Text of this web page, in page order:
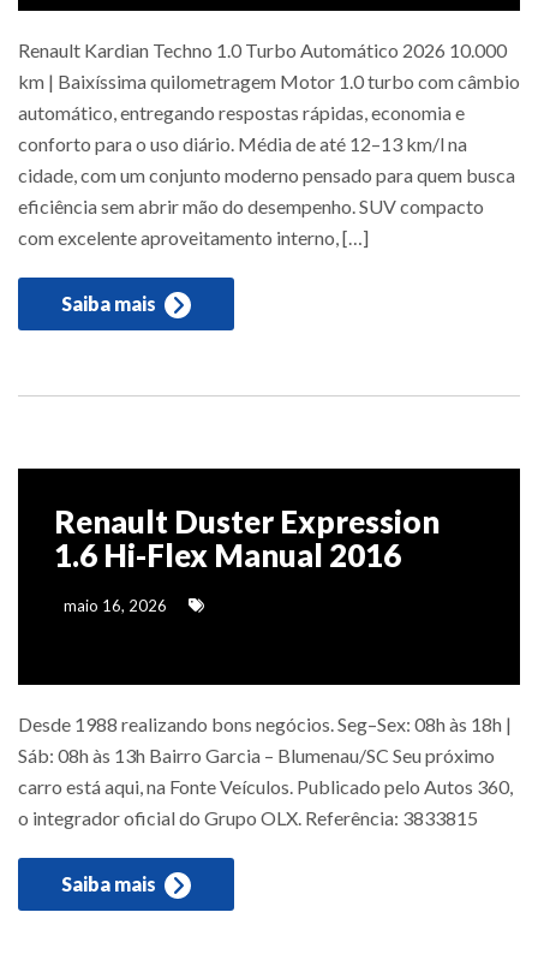
Renault Kardian Techno 1.0 Turbo Automático 2026 10.000
km | Baixíssima quilometragem Motor 1.0 turbo com câmbio
automático, entregando respostas rápidas, economia e
conforto para o uso diário. Média de até 12–13 km/l na
cidade, com um conjunto moderno pensado para quem busca
eficiência sem abrir mão do desempenho. SUV compacto
com excelente aproveitamento interno, […]
Saiba mais
Renault Duster Expression
1.6 Hi-Flex Manual 2016
maio 16, 2026
Desde 1988 realizando bons negócios. Seg–Sex: 08h às 18h |
Sáb: 08h às 13h Bairro Garcia – Blumenau/SC Seu próximo
carro está aqui, na Fonte Veículos. Publicado pelo Autos 360,
o integrador oficial do Grupo OLX. Referência: 3833815
Saiba mais